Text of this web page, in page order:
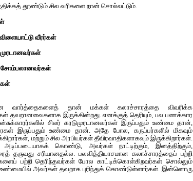
தூண்டும் சில‌ வரிக‌ளை நான் சொல்ல‌ட்டும்.
வீரர்கள்
சோம்பலானவர்கள்
வார்த்தைகளைத் தான் மக்கள் கலாச்சாரத்தை விவரிக்க
தவறானவைகளாக இருக்கின்றது. எனக்குத் தெரியும், பல பணக்கார
சிலர் கரடுமுரடானவர்கள் இருப்பதும் உண்மை தான்,
இருப்பதும் உண்மை தான். அதே போல, கருப்பர்களில் மிகவும்
மற்றும் சில அரபியர்கள் தீவிரவாதிகளாகவும் இருக்கிறார்கள்.
கொண்டு, அவர்கள் நாட்டிற்கும், இனத்திற்கும்,
தருவது சரியானதல்ல. பல‌வித்தியாசமான கலாச்சாரத்தைப் பற்றி
பற்றி தெரிந்தவர்கள் போல காட்டிக்கொள்கிறவர்கள் சொல்லும்
அவ‌ர்க‌ள் த‌வறாக‌ புரிந்துக் கொண்டுள்ளார்க‌ள். இன்னொரு